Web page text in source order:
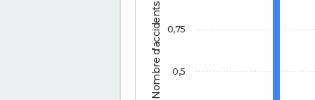
Nombre d'accidents 0,5
0,75